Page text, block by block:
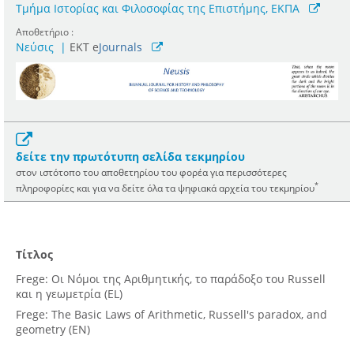
Τμήμα Ιστορίας και Φιλοσοφίας της Επιστήμης, ΕΚΠΑ
Αποθετήριο :
Νεύσις | ΕΚΤ eJournals
δείτε την πρωτότυπη σελίδα τεκμηρίου
στον ιστότοπο του αποθετηρίου του φορέα για περισσότερες
πληροφορίες και για να δείτε όλα τα ψηφιακά αρχεία του τεκμηρίου*
Τίτλος
Frege: Οι Νόμοι της Αριθμητικής, το παράδοξο του Russell
και η γεωμετρία (EL)
Frege: The Basic Laws of Arithmetic, Russell's paradox, and
geometry (EN)